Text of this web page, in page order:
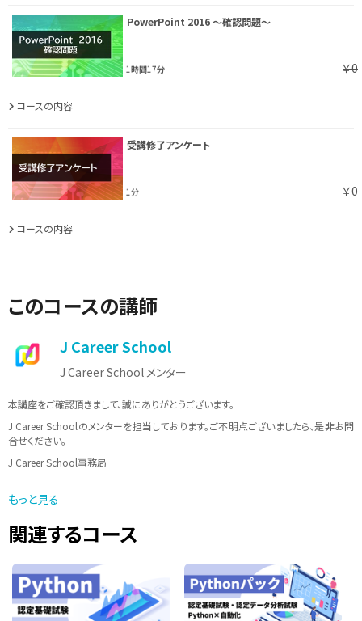
PowerPoint 2016 ～確認問題～
1時間17分 ￥0
コースの内容
受講修了アンケート
1分 ￥0
コースの内容
このコースの講師
J Career School
J Career School メンター
本講座をご確認頂きまして、誠にありがとうございます。
J Career Schoolのメンターを担当しております。ご不明点ございましたら、是非お問
合せください。
J Career School事務局
受付時間 10：00〜17：00（土日祝日、夏季休暇、年末年始等を除く）
もっと見る
関連するコース